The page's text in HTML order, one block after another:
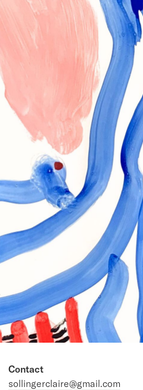
Contact
sollingerclaire@gmail.com